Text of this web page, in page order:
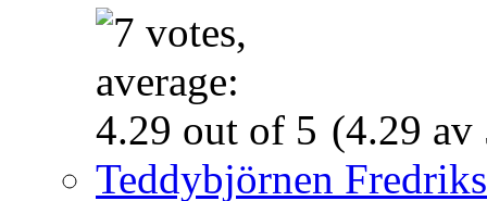
(4.29 av
Teddybjörnen